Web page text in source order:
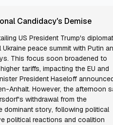
Candidacy's Demise
US President Trump's
peace summit with Putin
This focus soon broadened to
tariffs, impacting the EU and
President Haseloff
Anhalt. However, the afternoon
withdrawal from the
story, following political
political reactions and coalition